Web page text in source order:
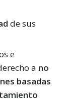
de sus
e
a no
basadas